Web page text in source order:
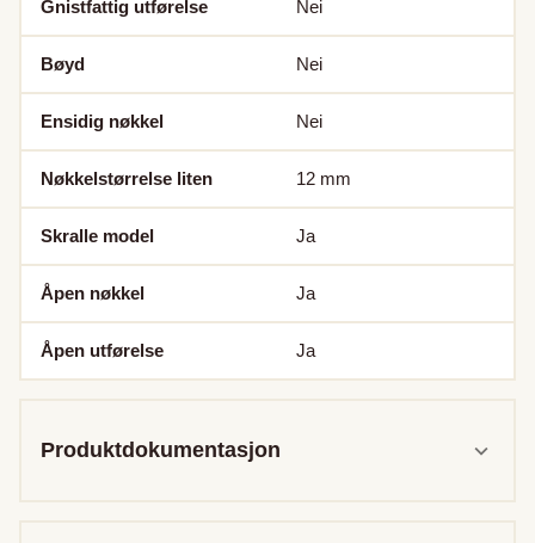
Gnistfattig utførelse Nei
Bøyd Nei
Ensidig nøkkel Nei
Nøkkelstørrelse liten 12 mm
Skralle model Ja
Åpen nøkkel Ja
Åpen utførelse Ja
Produktdokumentasjon